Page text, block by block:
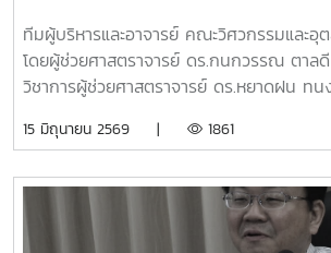
นักศึกษาได้นำเสนอแนวคิดธุรกิจและผลงานน
พัฒนาเชิงพาณิชย์ในระดับประเทศทั้งนี้ ทีม
คัดเลือกให้พัฒนาผลงานต้นแบบและเตรียมเ
Demo Day ระหว่างวันที่ 25–27 มิถุนายน
ลงทุนและเครือข่ายธุรกิจ Startup ระดับประเ
ภูมิใจในความสามารถ ความคิดสร้างสรรค์
นักศึกษา ที่สามารถต่อยอดองค์ความรู้สู่การส
การเป็นผู้ประกอบการแห่งอนาคตได้อย่างโดด
ทีมผู้บริหารและอาจารย์ คณะวิศวกรรมและอุ
โดยผู้ช่วยศาสตราจารย์ ดร.กนกวรรณ ตา
วิชาการผู้ช่วยศาสตราจารย์ ดร.หยาดฝน ท
ดร.พิไลวรรณ พรประสิทธ์ ผู้ช่วยคณบดีฝ่ายบริ
หลักสูตรวิศวกรรมศาสตรบัณฑิต สาขาวิศวก
การอบรมเชิงปฏิบัติการ "SIPOC Model กับ
การดำเนินการตามเกณฑ์ EdPEx" ใน วันที่
15 มิถุนายน 2569 | 1861